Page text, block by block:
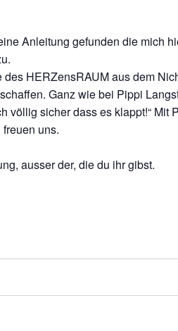
Anleitung gefunden die mich
HERZensRAUM aus dem
Ganz wie bei Pippi
völlig sicher dass es klappt!“ Mit
uns.
ausser der, die du ihr gibst.